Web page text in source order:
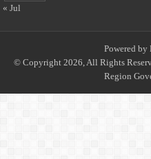
« Jul
Powered by
© Copyright 2026, All Rights
Region